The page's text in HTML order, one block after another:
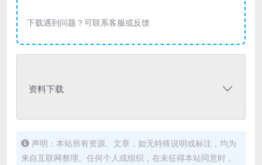
下载遇到问题？可联系客服或反馈
资料下载
声明：本站所有资源、文章，如无特殊说明或标注，均为
来自互联网整理。任何个人或组织，在未征得本站同意时，